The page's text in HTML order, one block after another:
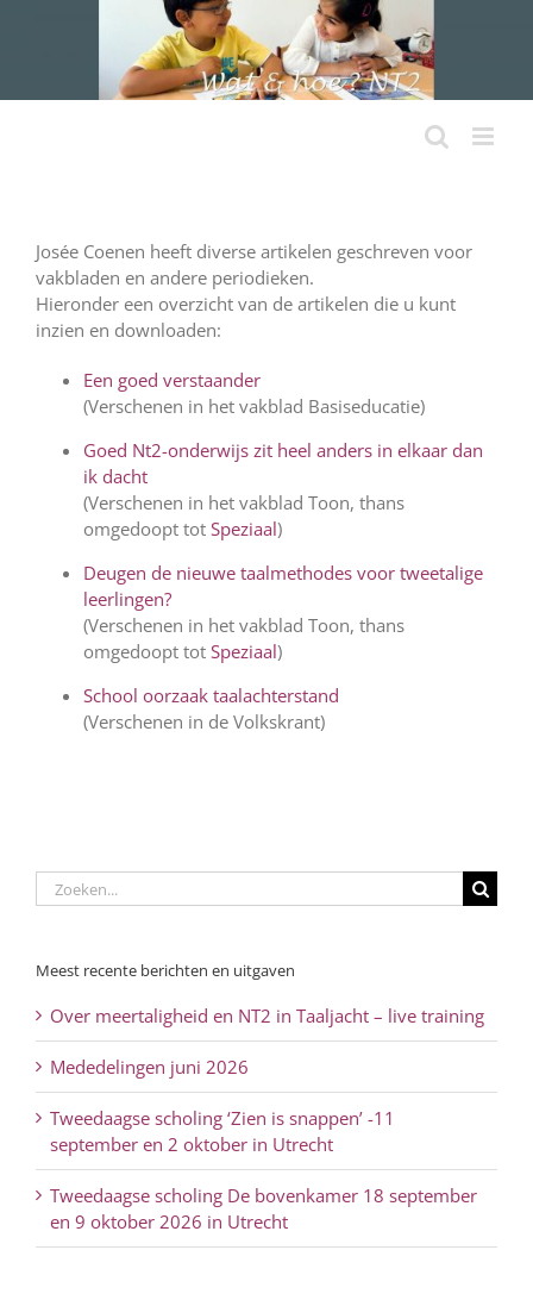
Josée Coenen heeft diverse artikelen geschreven voor
vakbladen en andere periodieken.
Hieronder een overzicht van de artikelen die u kunt
inzien en downloaden:
Een goed verstaander
(Verschenen in het vakblad Basiseducatie)
Goed Nt2-onderwijs zit heel anders in elkaar dan
ik dacht
(Verschenen in het vakblad Toon, thans
omgedoopt tot Speziaal)
Deugen de nieuwe taalmethodes voor tweetalige
leerlingen?
(Verschenen in het vakblad Toon, thans
omgedoopt tot Speziaal)
School oorzaak taalachterstand
(Verschenen in de Volkskrant)
Zoeken
naar:
Meest recente berichten en uitgaven
Over meertaligheid en NT2 in Taaljacht – live training
Mededelingen juni 2026
Tweedaagse scholing ‘Zien is snappen’ -11
september en 2 oktober in Utrecht
Tweedaagse scholing De bovenkamer 18 september
en 9 oktober 2026 in Utrecht